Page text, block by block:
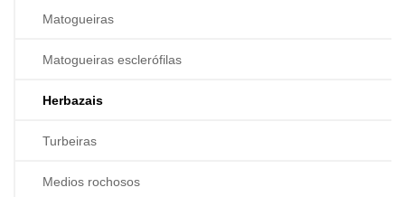
Matogueiras
Matogueiras esclerófilas
Herbazais
Turbeiras
Medios rochosos